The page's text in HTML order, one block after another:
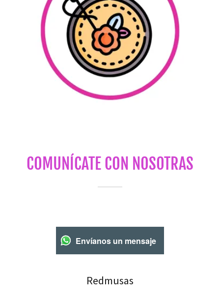
COMUNÍCATE CON NOSOTRAS
Envíanos un mensaje
Redmusas